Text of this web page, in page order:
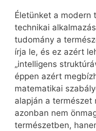
Életünket a modern
technikai
tudomány a
írja le, és ez azért
„intelligens
éppen azért
matematikai
alapján a természet
azonban nem
természetben,